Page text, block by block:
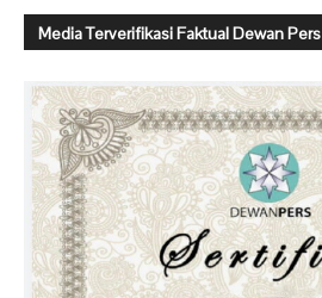
Media Terverifikasi Faktual Dewan Pers